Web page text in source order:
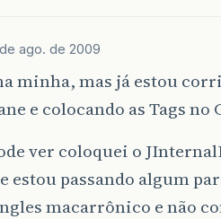
ago. de 2009
minha, mas já estou
e colocando as Tags no
ver coloquei o
estou passando algum
macarrônico e não